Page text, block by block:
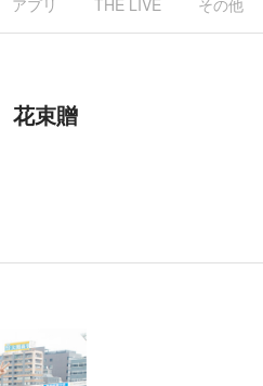
アプリ THE LIVE その他
花束贈